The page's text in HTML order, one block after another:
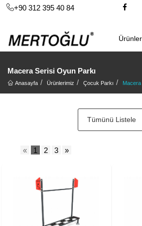
+90 312 395 40 84
Ürünler
Macera Serisi Oyun Parkı
Anasayfa Ürünlerimiz Çocuk Parkı Macera
Tümünü Listele
« 1 2 3 »